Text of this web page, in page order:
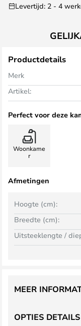
Levertijd: 2 - 4
Productdetails
Merk
Artikel:
Perfect voor deze
Woonkame
r
Afmetingen
Breedte (cm):
Hoogte (cm):
Uitsteeklengte /
OPTIES DETAILS
MEER